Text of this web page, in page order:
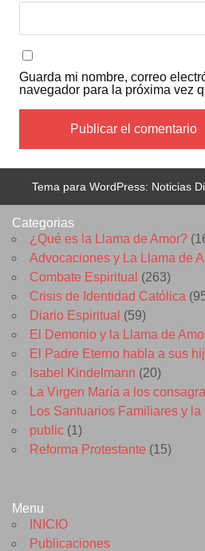
Guarda mi nombre, correo
navegador para la próxima vez
Tema para WordPress: Noticias
Categorias
¿Qué es la Llama de Amor?
Advocaciones y La Llama de
Combate Espiritual (263)
Crisis de Identidad Católica
Diario Espiritual (59)
El Demonio y la Llama de
El Padre Eterno habla a sus
Isabel Kindelmann (20)
La Virgen María a los
Los Santuarios Familiares y la
public (1)
Reforma Protestante (15)
Menu
INICIO
Publicaciones